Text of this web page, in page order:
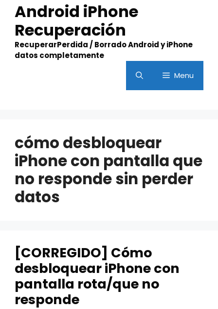
content
Android iPhone
Recuperación
RecuperarPerdida / Borrado Android y iPhone
datos completamente
Menu
cómo desbloquear
iPhone con pantalla que
no responde sin perder
datos
[CORREGIDO] Cómo
desbloquear iPhone con
pantalla rota/que no
responde